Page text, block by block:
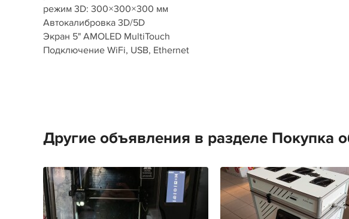
режим 3D: 300×300×300 мм
Автокалибровка 3D/5D
Экран 5" AMOLED MultiTouch
Подключение WiFi, USB, Ethernet
Другие объявления в разделе Покупка